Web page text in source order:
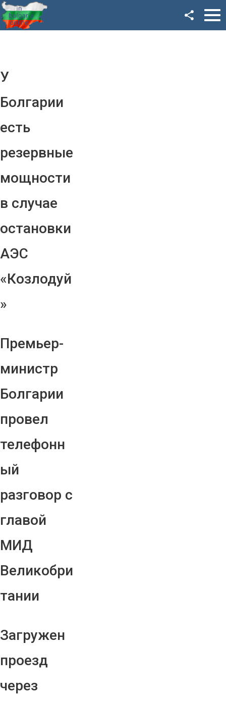
У
Болгарии
есть
резервные
мощности
в случае
остановки
АЭС
«Козлодуй
»
Премьер-
министр
Болгарии
провел
телефонн
ый
разговор с
главой
МИД
Великобри
тании
Загружен
проезд
через